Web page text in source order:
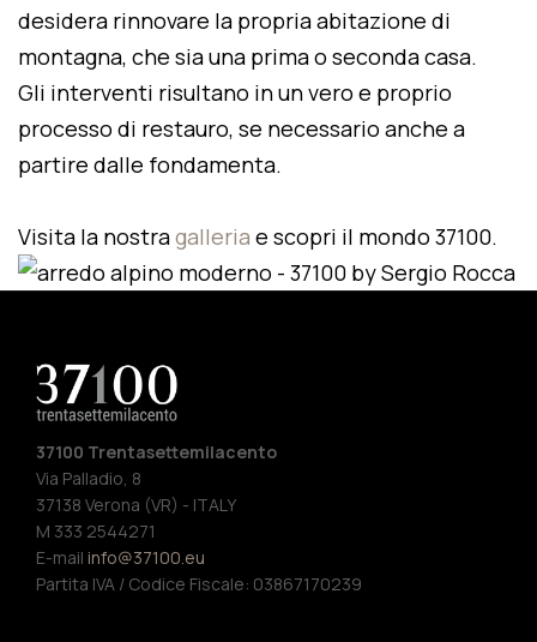
desidera rinnovare la propria abitazione di
montagna, che sia una prima o seconda casa.
Gli interventi risultano in un vero e proprio
processo di restauro, se necessario anche a
partire dalle fondamenta.
Visita la nostragalleria e scopri il mondo 37100.
37100 Trentasettemilacento
Via Palladio, 8
37138 Verona (VR) - ITALY
M 333 2544271
E-mail info@37100.eu
Partita IVA / Codice Fiscale: 03867170239